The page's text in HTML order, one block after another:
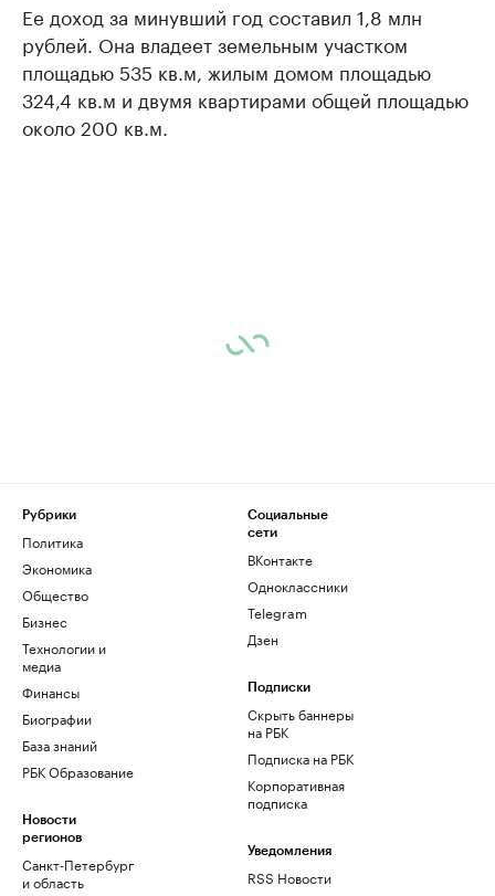
Ее доход за минувший год составил 1,8 млн
рублей. Она владеет земельным участком
площадью 535 кв.м, жилым домом площадью
324,4 кв.м и двумя квартирами общей площадью
около 200 кв.м.
Рубрики
Политика
Экономика
Общество
Бизнес
Технологии и
медиа
Финансы
Биографии
База знаний
РБК Образование
Новости
регионов
Санкт-Петербург
и область
Социальные
сети
ВКонтакте
Одноклассники
Telegram
Дзен
Подписки
Скрыть баннеры
на РБК
Подписка на РБК
Корпоративная
подписка
Уведомления
RSS Новости